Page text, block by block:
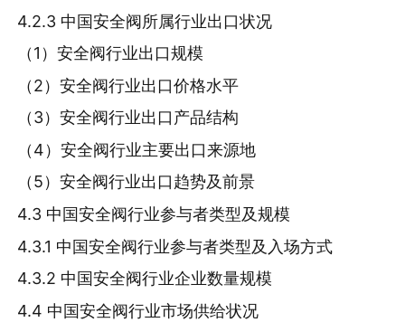
4.2.3 中国安全阀所属行业出口状况
（1）安全阀行业出口规模
（2）安全阀行业出口价格水平
（3）安全阀行业出口产品结构
（4）安全阀行业主要出口来源地
（5）安全阀行业出口趋势及前景
4.3 中国安全阀行业参与者类型及规模
4.3.1 中国安全阀行业参与者类型及入场方式
4.3.2 中国安全阀行业企业数量规模
4.4 中国安全阀行业市场供给状况